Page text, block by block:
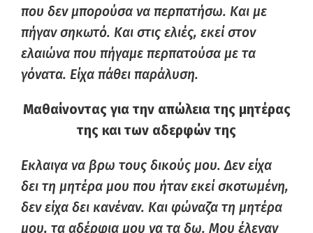
που δεν μπορούσα να περπατήσω. Και με
πήγαν σηκωτό. Και στις ελιές, εκεί στον
ελαιώνα που πήγαμε περπατούσα με τα
γόνατα. Είχα πάθει παράλυση.
Μαθαίνοντας για την απώλεια της μητέρας
της και των αδερφών της
Εκλαιγα να βρω τους δικούς μου. Δεν είχα
δει τη μητέρα μου που ήταν εκεί σκοτωμένη,
δεν είχα δει κανέναν. Και φώναζα τη μητέρα
μου, τα αδέρφια μου να τα δω. Μου έλεγαν